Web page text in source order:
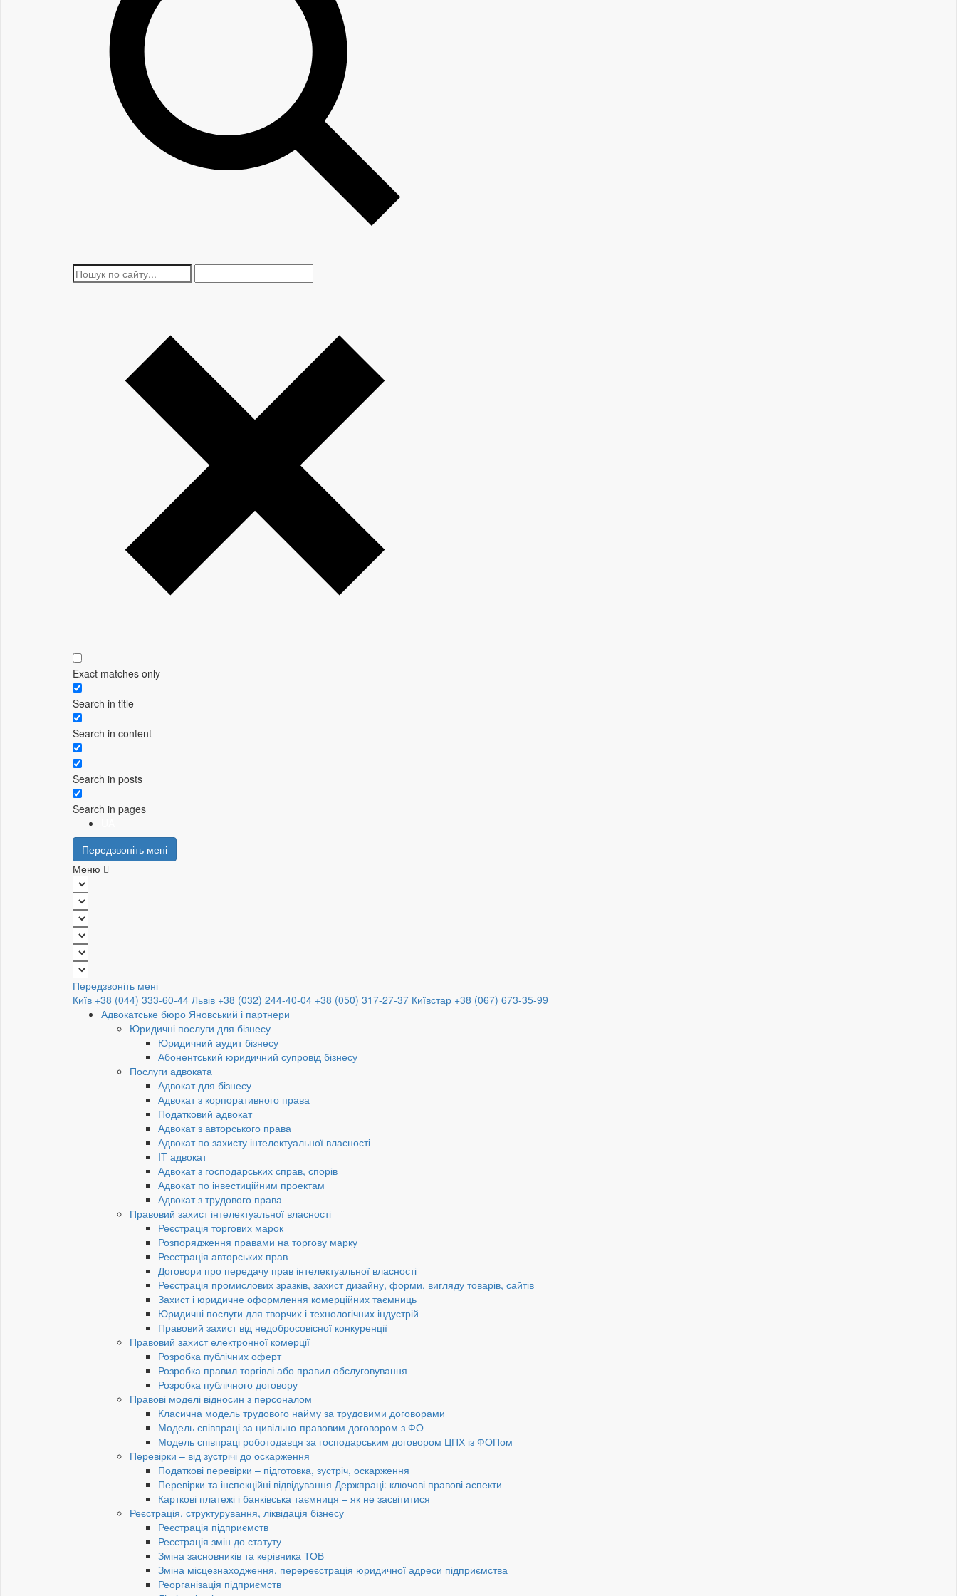
Exact matches only
Search in title
Search in content
Search in posts
Search in pages
Передзвоніть мені
Меню
Передзвоніть мені
Київ +38 (044) 333-60-44 Львів +38 (032) 244-40-04 +38 (050) 317-27-37 Київстар +38 (067) 673-35-99
Адвокатське бюро Яновський і партнери
Юридичні послуги для бізнесу
Юридичний аудит бізнесу
Абонентський юридичний супровід бізнесу
Послуги адвоката
Адвокат для бізнесу
Адвокат з корпоративного права
Податковий адвокат
Адвокат з авторського права
Адвокат по захисту інтелектуальної власності
IT адвокат
Адвокат з господарських справ, спорів
Адвокат по інвестиційним проектам
Адвокат з трудового права
Правовий захист інтелектуальної власності
Реєстрація торгових марок
Розпорядження правами на торгову марку
Реєстрація авторських прав
Договори про передачу прав інтелектуальної власності
Реєстрація промислових зразків, захист дизайну, форми, вигляду товарів, сайтів
Захист і юридичне оформлення комерційних таємниць
Юридичні послуги для творчих і технологічних індустрій
Правовий захист від недобросовісної конкуренції
Правовий захист електронної комерції
Розробка публічних оферт
Розробка правил торгівлі або правил обслуговування
Розробка публічного договору
Правові моделі відносин з персоналом
Класична модель трудового найму за трудовими договорами
Модель співпраці за цивільно-правовим договором з ФО
Модель співпраці роботодавця за господарським договором ЦПХ із ФОПом
Перевірки – від зустрічі до оскарження
Податкові перевірки – підготовка, зустріч, оскарження
Перевірки та інспекційні відвідування Держпраці: ключові правові аспекти
Карткові платежі і банківська таємниця – як не засвітитися
Реєстрація, структурування, ліквідація бізнесу
Реєстрація підприємств
Реєстрація змін до статуту
Зміна засновників та керівника ТОВ
Зміна місцезнаходження, перереєстрація юридичної адреси підприємства
Реорганізація підприємств